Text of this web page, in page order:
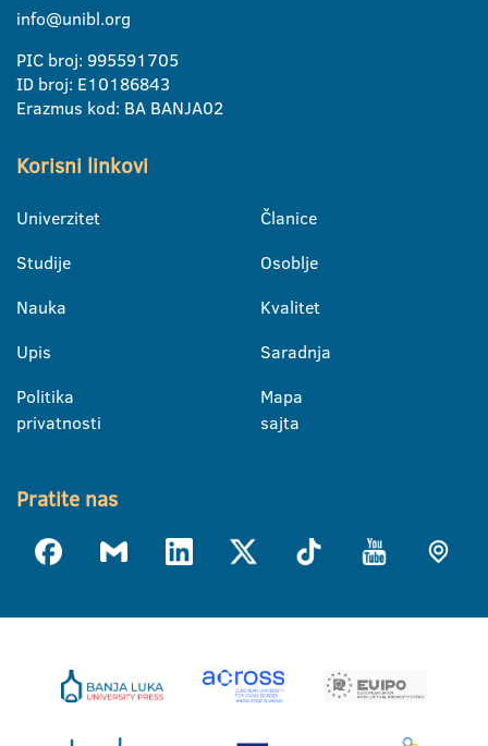
info@unibl.org
PIC broj: 995591705
ID broj: E10186843
Erazmus kod: BA BANJA02
Korisni linkovi
Univerzitet
Studije
Nauka
Upis
Politika
privatnosti
Članice
Osoblje
Kvalitet
Saradnja
Mapa
sajta
Pratite nas